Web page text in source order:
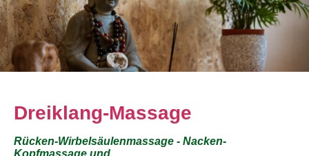
Dreiklang-Massage
Rücken-Wirbelsäulenmassage - Nacken-